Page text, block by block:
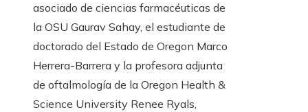
asociado de ciencias farmacéuticas de
la OSU Gaurav Sahay, el estudiante de
doctorado del Estado de Oregon Marco
Herrera-Barrera y la profesora adjunta
de oftalmología de la Oregon Health &
Science University Renee Ryals,